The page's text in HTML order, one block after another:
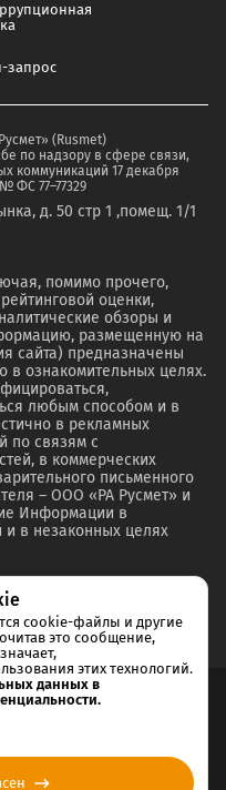
запрос
(Rusmet)
по надзору в сфере связи,
коммуникаций 17 декабря
ФС 77–77329
д. 50 стр 1 ,помещ. 1/1
помимо прочего,
оценки,
обзоры и
размещенную на
сайта) предназначены
в ознакомительных целях.
любым способом и в
в рекламных
по связям с
в коммерческих
письменного
– ООО «РА Русмет» и
Информации в
в незаконных целях
данных
cookie-файлы и другие
это сообщение,
этих технологий.
данных в